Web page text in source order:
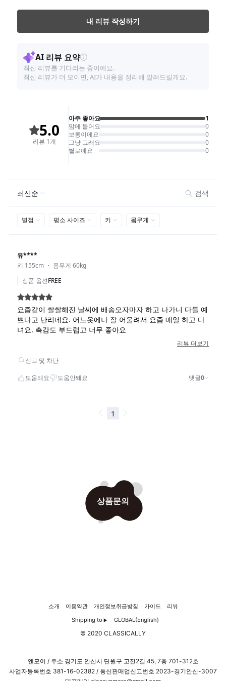
상품문의
소개 이용약관 개인정보취급방침 가이드
리뷰
Shipping to ▶ GLOBAL(English)
© 2020 CLASSICALLY
앤모어 / 주소 경기도 안산시 단원구 고잔2길 45, 7층 701-312호
사업자등록번호 381-16-02382 / 통신판매업신고번호 2023-경기안산-3007